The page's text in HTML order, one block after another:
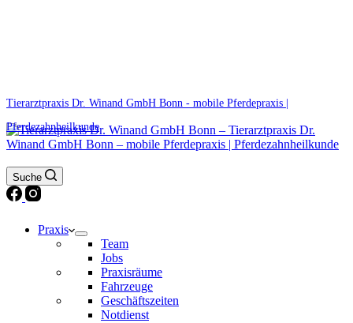
Tierarztpraxis Dr. Winand GmbH Bonn - mobile Pferdepraxis |
Pferdezahnheilkunde
Suche
Praxis
Team
Jobs
Praxisräume
Fahrzeuge
Geschäftszeiten
Notdienst